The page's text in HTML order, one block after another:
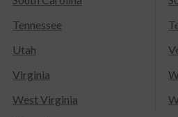
Tennessee
Utah
Virginia
West Virginia